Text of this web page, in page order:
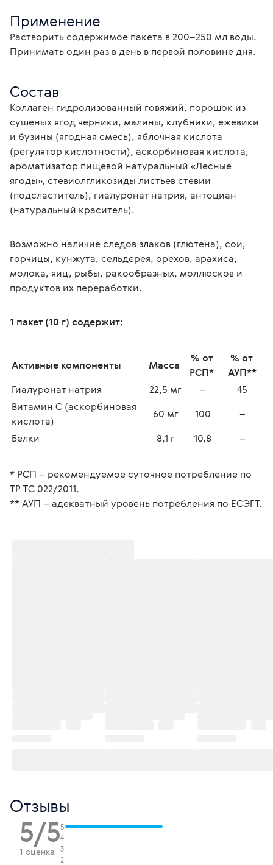
Применение
Растворить содержимое пакета в 200–250 мл воды.
Принимать один раз в день в первой половине дня.
Состав
Коллаген гидролизованный говяжий, порошок из
сушеных ягод черники, малины, клубники, ежевики
и бузины (ягодная смесь), яблочная кислота
(регулятор кислотности), аскорбиновая кислота,
ароматизатор пищевой натуральный «Лесные
ягоды», стевиолгликозиды листьев стевии
(подсластитель), гиалуронат натрия, антоциан
(натуральный краситель).
Возможно наличие следов злаков (глютена), сои,
горчицы, кунжута, сельдерея, орехов, арахиса,
молока, яиц, рыбы, ракообразных, моллюсков и
продуктов их переработки.
1 пакет (10 г) содержит:
Активные компоненты Масса
% от
РСП*
% от
АУП**
Гиалуронат натрия
22,5 мг –
45
Витамин С (аскорбиновая
кислота)
60 мг 100
–
Белки
8,1 г 10,8 –
* РСП – рекомендуемое суточное потребление по
ТР ТС 022/2011.
** АУП – адекватный уровень потребления по ЕСЭГТ.
Отзывы
5/5
1 оценка
5
4
3
2